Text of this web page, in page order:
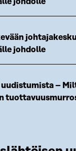
johdolle
–